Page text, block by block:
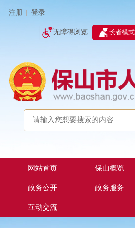
注册 登录
无障碍浏览 长者模式
网站首页 保山概览
政务公开 政务服务
互动交流